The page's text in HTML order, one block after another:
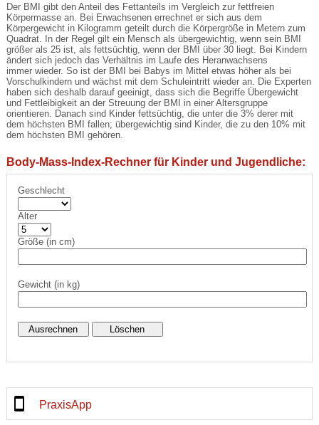
Der BMI gibt den Anteil des Fettanteils im Vergleich zur fettfreien
Körpermasse an. Bei Erwachsenen errechnet er sich aus dem
Körpergewicht in Kilogramm geteilt durch die Körpergröße in Metern zum
Quadrat. In der Regel gilt ein Mensch als übergewichtig, wenn sein BMI
größer als 25 ist, als fettsüchtig, wenn der BMI über 30 liegt. Bei Kindern
ändert sich jedoch das Verhältnis im Laufe des Heranwachsens
immer wieder. So ist der BMI bei Babys im Mittel etwas höher als bei
Vorschulkindern und wächst mit dem Schuleintritt wieder an. Die Experten
haben sich deshalb darauf geeinigt, dass sich die Begriffe Übergewicht
und Fettleibigkeit an der Streuung der BMI in einer Altersgruppe
orientieren. Danach sind Kinder fettsüchtig, die unter die 3% derer mit
dem höchsten BMI fallen; übergewichtig sind Kinder, die zu den 10% mit
dem höchsten BMI gehören.
Body-Mass-Index-Rechner für Kinder und Jugendliche:
Geschlecht
Alter
Größe (in cm)
Gewicht (in kg)
PraxisApp